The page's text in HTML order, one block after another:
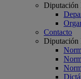
Diputación
Contacto
Diputación